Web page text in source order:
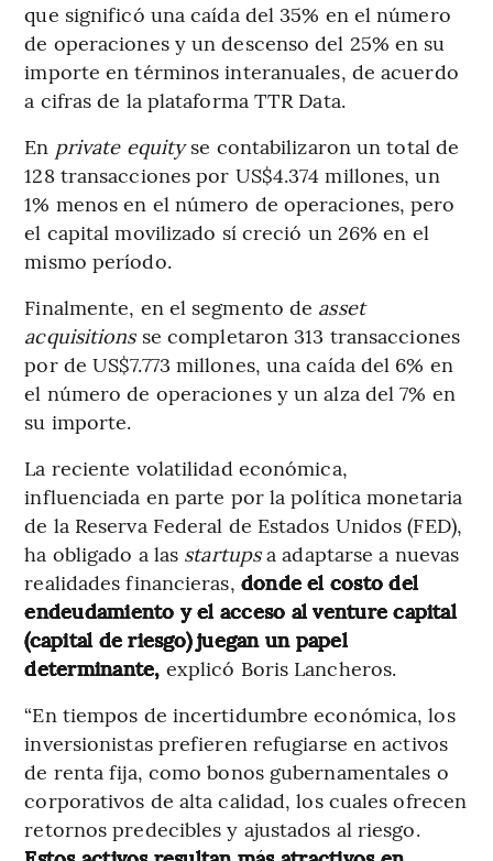
que significó una caída del 35% en el número
de operaciones y un descenso del 25% en su
importe en términos interanuales, de acuerdo
a cifras de la plataforma TTR Data.
En private equityse contabilizaron un total de
128 transacciones por US$4.374 millones, un
1% menos en el número de operaciones, pero
el capital movilizado sí creció un 26% en el
mismo período.
Finalmente, en el segmento de asset
acquisitions se completaron 313 transacciones
por de US$7.773 millones, una caída del 6% en
el número de operaciones y un alza del 7% en
su importe.
La reciente volatilidad económica,
influenciada en parte por la política monetaria
de la Reserva Federal de Estados Unidos (FED),
ha obligado a las startupsa adaptarse a nuevas
realidades financieras, donde el costo del
endeudamiento y el acceso al venture capital
(capital de riesgo) juegan un papel
determinante, explicó Boris Lancheros.
“En tiempos de incertidumbre económica, los
inversionistas prefieren refugiarse en activos
de renta fija, como bonos gubernamentales o
corporativos de alta calidad, los cuales ofrecen
retornos predecibles y ajustados al riesgo.